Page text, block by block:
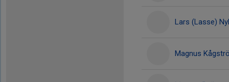
Lars (Lasse)
Magnus